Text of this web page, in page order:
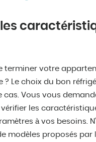
terminer votre
? Le choix du bon
Vous vous
les
à vos besoins.
modèles proposés